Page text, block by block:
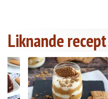
Liknande recept